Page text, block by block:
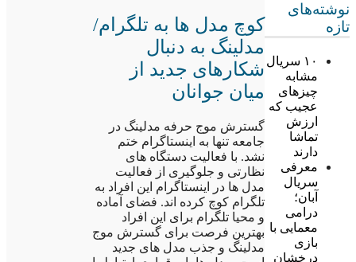
نوشته‌های
تازه
۱۰ سریال
مشابه
چیزهای
عجیب که
ارزش
تماشا
دارند
معرفی
سریال
آبان؛
درامی
معمایی با
بازی
درخشان
کوچ مدل ها به تلگرام/
مدلینگ به دنبال
شکارهای جدید از
میان جوانان
گسترش موج حرفه مدلینگ در
جامعه تنها به اینستاگرام ختم
نشد. با فعالیت دستگاه های
نظارتی و جلوگیری از فعالیت
مدل ها در اینستاگرام این افراد به
تلگرام کوچ کرده اند. فضای آماده
و محیا تلگرام برای این افراد
بهترین فرصت برای گسترش موج
مدلینگ و جذب مدل های جدید